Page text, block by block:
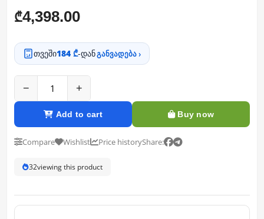
₾4,398.00
თვეში184 ₾-დანგანვადება ›
− +
Add to cart Buy now
Compare Wishlist Price historyShare:
32viewing this product